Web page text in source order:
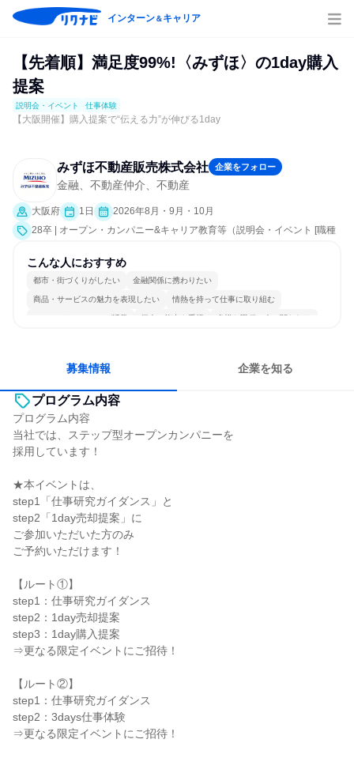
インターン＆キャリア
【先着順】満足度99%!〈みずほ〉の1day購入
提案
説明会・イベント 仕事体験
【大阪開催】購入提案で“伝える力”が伸びる1day
みずほ不動産販売株式会社 企業をフォロー
金融、不動産仲介、不動産
大阪府 1日
2026年8月・9月・10月
28卒 | オープン・カンパニー&キャリア教育等（説明会・イベント [職種
業界研究]、仕事体験）
こんな人におすすめ
都市・街づくりがしたい 金融関係に携わりたい
商品・サービスの魅力を表現したい 情熱を持って仕事に取り組む
コミュニケーションが活発 個人の能力を重視 多様な職種の人と関われる
募集情報 企業を知る
プログラム内容
プログラム内容
当社では、ステップ型オープンカンパニーを
採用しています！
★本イベントは、
step1「仕事研究ガイダンス」と
step2「1day売却提案」に
ご参加いただいた方のみ
ご予約いただけます！
【ルート①】
step1：仕事研究ガイダンス
step2：1day売却提案
step3：1day購入提案
⇒更なる限定イベントにご招待！
【ルート②】
step1：仕事研究ガイダンス
step2：3days仕事体験
⇒更なる限定イベントにご招待！